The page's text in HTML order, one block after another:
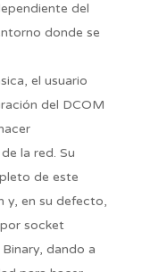
del
donde se
el usuario
del DCOM
la red. Su
de este
y, en su defecto,
socket
dando a